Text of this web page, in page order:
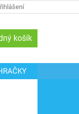
košík